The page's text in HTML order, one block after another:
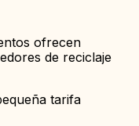
ofrecen
de reciclaje
tarifa